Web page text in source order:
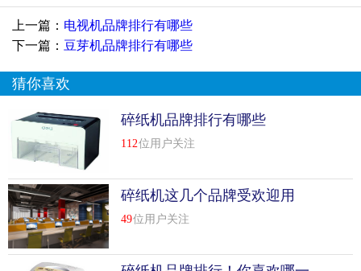
问 senhe是什么牌子碎纸机
何森是一个小型碎纸机品牌。
浙江何森种业有限公司成立于2000年，是一家专注于盆栽花
卉和绿化苗木新品种选育与繁殖、新技术开发与应用、新产
品生产与销售、新产品示范与推广的科技股份制企业。致力
于引*和推动中国花卉园艺和园林绿化的产业化和现代化，努
力成为中国民族花卉产业的旗手。公司在全国拥有12家全资
子公司、8家分公司和6个地区办事处，正式员工500余人，其
中硕士、博士30余人，近90%具有大专以上学历，近90名中
职称。公司通过了质量管理体系和环境体系认证，多年来被
评为aaa级信用企业，并拥有自营进出口权。截至2021年底，
上一篇： 电视机品牌排行有哪些
下一篇： 豆芽机品牌排行有哪些
猜你喜欢
碎纸机品牌排行有哪些
112位用户关注
碎纸机这几个品牌受欢迎用
49位用户关注